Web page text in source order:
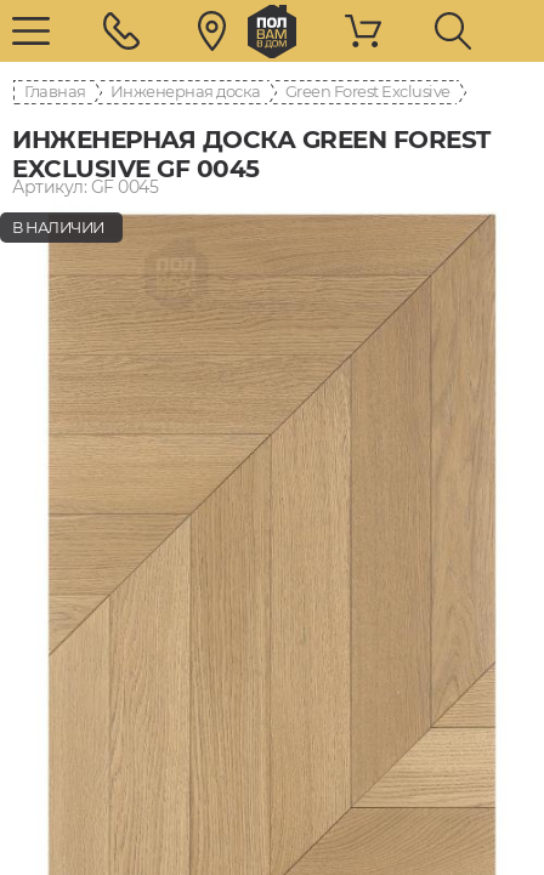
Главная Инженерная доска Green Forest Exclusive
ИНЖЕНЕРНАЯ ДОСКА GREEN FOREST
EXCLUSIVE GF 0045
Артикул: GF 0045
В НАЛИЧИИ